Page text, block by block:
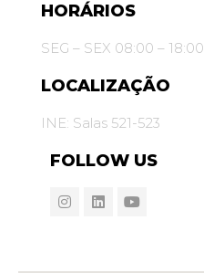
HORÁRIOS
SEG – SEX 08:00 – 18:00
LOCALIZAÇÃO
INE: Salas 521-523
FOLLOW US